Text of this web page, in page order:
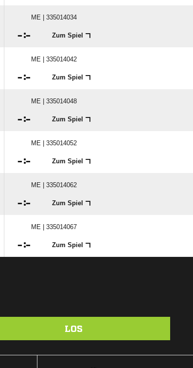
ME | 335014034
: Zum Spiel
ME | 335014042
: Zum Spiel
ME | 335014048
: Zum Spiel
ME | 335014052
: Zum Spiel
ME | 335014062
: Zum Spiel
ME | 335014067
: Zum Spiel
LOS